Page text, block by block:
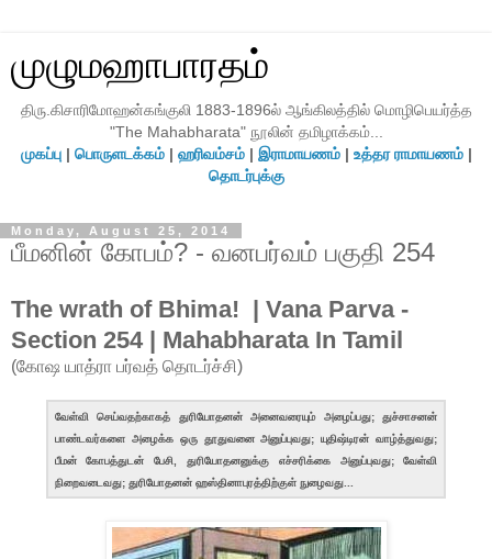
முழுமஹாபாரதம்
திரு.கிசாரிமோஹன்கங்குலி 1883-1896ல் ஆங்கிலத்தில் மொழிபெயர்த்த
"The Mahabharata" நூலின் தமிழாக்கம்...
முகப்பு| பொருளடக்கம்| ஹரிவம்சம்| இராமாயணம்| உத்தர ராமாயணம்|
தொடர்புக்கு
Monday, August 25, 2014
பீமனின் கோபம்? - வனபர்வம் பகுதி 254
The wrath of Bhima! | Vana Parva -
Section 254 | Mahabharata In Tamil
(கோஷ யாத்ரா பர்வத் தொடர்ச்சி)
வேள்வி செய்வதற்காகத் துரியோதனன் அனைவரையும் அழைப்பது; துச்சாசனன்
பாண்டவர்களை அழைக்க ஒரு தூதுவனை அனுப்புவது; யுதிஷ்டிரன் வாழ்த்துவது;
பீமன் கோபத்துடன் பேசி, துரியோதனனுக்கு எச்சரிக்கை அனுப்புவது; வேள்வி
நிறைவடைவது; துரியோதனன் ஹஸ்தினாபுரத்திற்குள் நுழைவது...